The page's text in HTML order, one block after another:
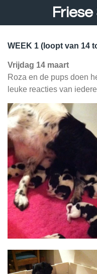
de
WEEK 1 (loopt van 14
Vrijdag 14 maart
Roza en de pups doen
leuke reacties van